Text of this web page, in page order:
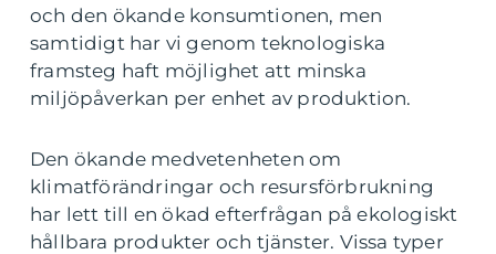
och den ökande konsumtionen, men
samtidigt har vi genom teknologiska
framsteg haft möjlighet att minska
miljöpåverkan per enhet av produktion.
Den ökande medvetenheten om
klimatförändringar och resursförbrukning
har lett till en ökad efterfrågan på ekologiskt
hållbara produkter och tjänster. Vissa typer